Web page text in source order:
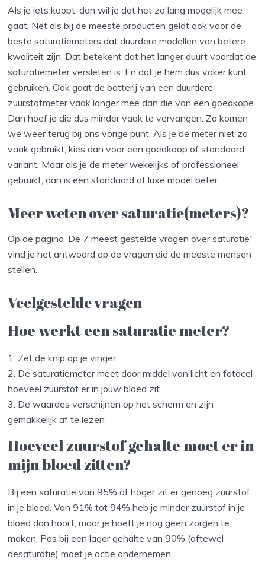
Als je iets koopt, dan wil je dat het zo lang mogelijk mee
gaat. Net als bij de meeste producten geldt ook voor de
beste saturatiemeters dat duurdere modellen van betere
kwaliteit zijn. Dat betekent dat het langer duurt voordat de
saturatiemeter versleten is. En dat je hem dus vaker kunt
gebruiken. Ook gaat de batterij van een duurdere
zuurstofmeter vaak langer mee dan die van een goedkope.
Dan hoef je die dus minder vaak te vervangen. Zo komen
we weer terug bij ons vorige punt. Als je de meter niet zo
vaak gebruikt, kies dan voor een goedkoop of standaard
variant. Maar als je de meter wekelijks of professioneel
gebruikt, dan is een standaard of luxe model beter.
Meer weten over saturatie(meters)?
Op de pagina ‘De 7 meest gestelde vragen over saturatie’
vind je het antwoord op de vragen die de meeste mensen
stellen.
Veelgestelde vragen
Hoe werkt een saturatie meter?
1. Zet de knip op je vinger
2. De saturatiemeter meet door middel van licht en fotocel
hoeveel zuurstof er in jouw bloed zit
3. De waardes verschijnen op het scherm en zijn
gemakkelijk af te lezen
Hoeveel zuurstof gehalte moet er in
mijn bloed zitten?
Bij een saturatie van 95% of hoger zit er genoeg zuurstof
in je bloed. Van 91% tot 94% heb je minder zuurstof in je
bloed dan hoort, maar je hoeft je nog geen zorgen te
maken. Pas bij een lager gehalte van 90% (oftewel
desaturatie) moet je actie ondernemen.